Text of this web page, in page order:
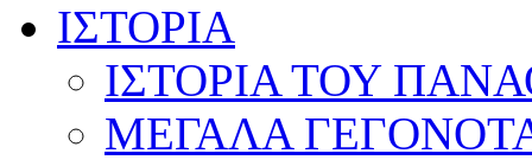
ΙΣΤΟΡΙΑ
ΙΣΤΟΡΙΑ ΤΟΥ
ΜΕΓΑΛΑ